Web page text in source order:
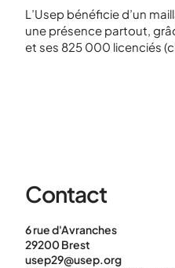
L’Usep bénéficie d’un
une présence partout,
et ses 825 000 licenciés
Contact
6 rue d'Avranches
29200 Brest
usep29@usep.org